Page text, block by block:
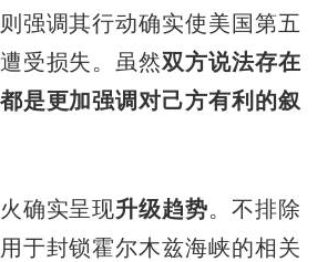
强调其行动确实使美国第五
受损失。虽然双方说法存在
是更加强调对己方有利的叙
确实呈现升级趋势。不排除
于封锁霍尔木兹海峡的相关